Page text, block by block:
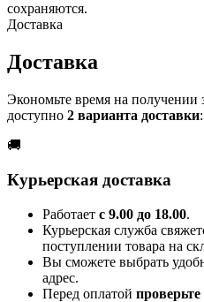
сохраняются.
Доставка
Доставка
Экономьте время на получении
доступно 2 варианта доставки:
🚚
Курьерская доставка
Работает с 9.00 до 18.00.
Курьерская служба
поступлении товара на
Вы сможете выбрать
адрес.
Перед оплатой